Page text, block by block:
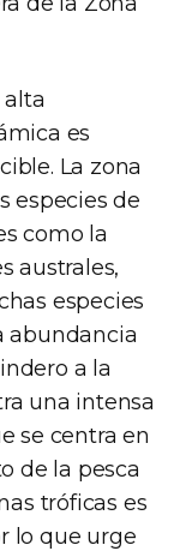
alta
es
La zona
especies de
como la
australes,
especies
abundancia
a la
una intensa
se centra en
de la pesca
tróficas es
lo que urge